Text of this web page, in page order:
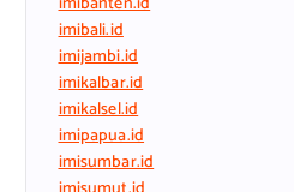
imibali.id
imijambi.id
imikalbar.id
imikalsel.id
imipapua.id
imisumbar.id